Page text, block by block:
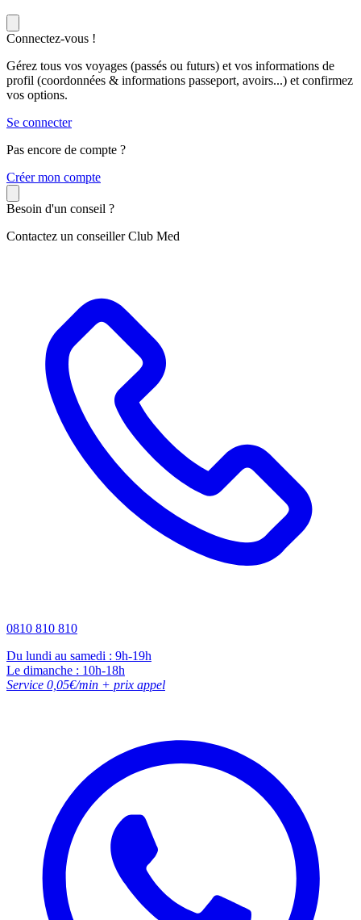
Connectez-vous !
Gérez tous vos voyages (passés ou futurs) et vos informations de
profil (coordonnées & informations passeport, avoirs...) et confirmez
vos options.
Se connecter
Pas encore de compte ?
Créer mon compte
Besoin d'un conseil ?
Contactez un conseiller Club Med
0810 810 810
Du lundi au samedi : 9h-19h
Le dimanche : 10h-18h
Service 0,05€/min + prix appel